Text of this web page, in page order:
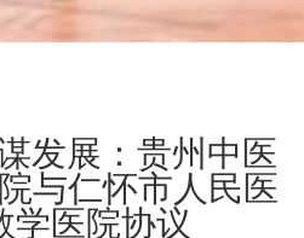
发展：贵州中医
与仁怀市人民医
学医院协议